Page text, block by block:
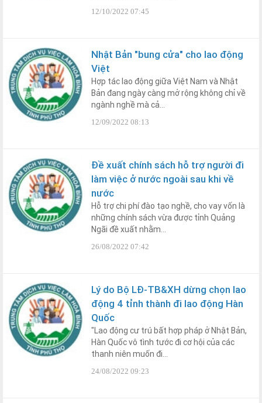
12/10/2022 07:45
Nhật Bản "bung cửa" cho lao động
Việt
Hợp tác lao động giữa Việt Nam và Nhật
Bản đang ngày càng mở rộng không chỉ về
ngành nghề mà cả...
12/09/2022 08:13
Đề xuất chính sách hỗ trợ người đi
làm việc ở nước ngoài sau khi về
nước
Hỗ trợ chi phí đào tạo nghề, cho vay vốn là
những chính sách vừa được tỉnh Quảng
Ngãi đề xuất nhằm...
26/08/2022 07:42
Lý do Bộ LĐ-TB&XH dừng chọn lao
động 4 tỉnh thành đi lao động Hàn
Quốc
"Lao động cư trú bất hợp pháp ở Nhật Bản,
Hàn Quốc vô tình tước đi cơ hội của các
thanh niên muốn đi...
24/08/2022 09:23